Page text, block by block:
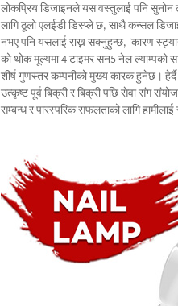
लोकप्रिय डिजाइनले यस वस्तुलाई पनि सुनोन
लागि ठूलो एलईडी डिस्प्ले छ, साथै कन्सल
नभए पनि यसलाई राख्न सक्नुहुन्छ, 'कारण
को थोक मूल्यमा 4 टाइमर सन5 नेल ल्याम्पको
शीर्ष गुणस्तर कम्पनीको मुख्य कारक हुनेछ। हेर्दै
उत्कृष्ट पूर्व बिक्री र बिक्री पछि सेवा संग
सम्बन्ध र पारस्परिक सफलताको लागि